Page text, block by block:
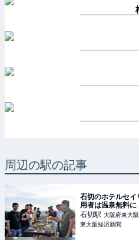
周辺の駅の記事
石切のホテルセ
用者は温泉無料に
石切駅 大阪府東大
東大阪経済新聞